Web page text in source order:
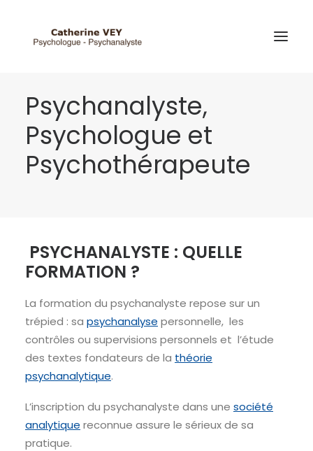
Psychanalyste,
Psychologue et
Psychothérapeute
PSYCHANALYSTE : QUELLE
FORMATION ?
La formation du psychanalyste repose sur un
trépied : sa psychanalyse personnelle, les
contrôles ou supervisions personnels et l’étude
des textes fondateurs de la théorie
psychanalytique.
L’inscription du psychanalyste dans une société
analytique reconnue assure le sérieux de sa
pratique.